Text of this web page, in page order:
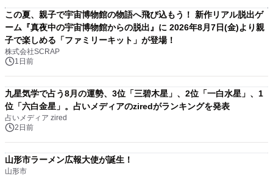
この夏、親子で宇宙博物館の物語へ飛び込もう！ 新作リアル脱出ゲ
ーム『真夜中の宇宙博物館からの脱出』に 2026年8月7日(金)より親
子で楽しめる「ファミリーキット」が登場！
株式会社SCRAP
1日前
九星気学で占う8月の運勢、3位「三碧木星」、2位「一白水星」、1
位「六白金星」。占いメディアのziredがランキングを発表
占いメディア zired
2日前
山形市ラーメン広報大使が誕生！
山形市